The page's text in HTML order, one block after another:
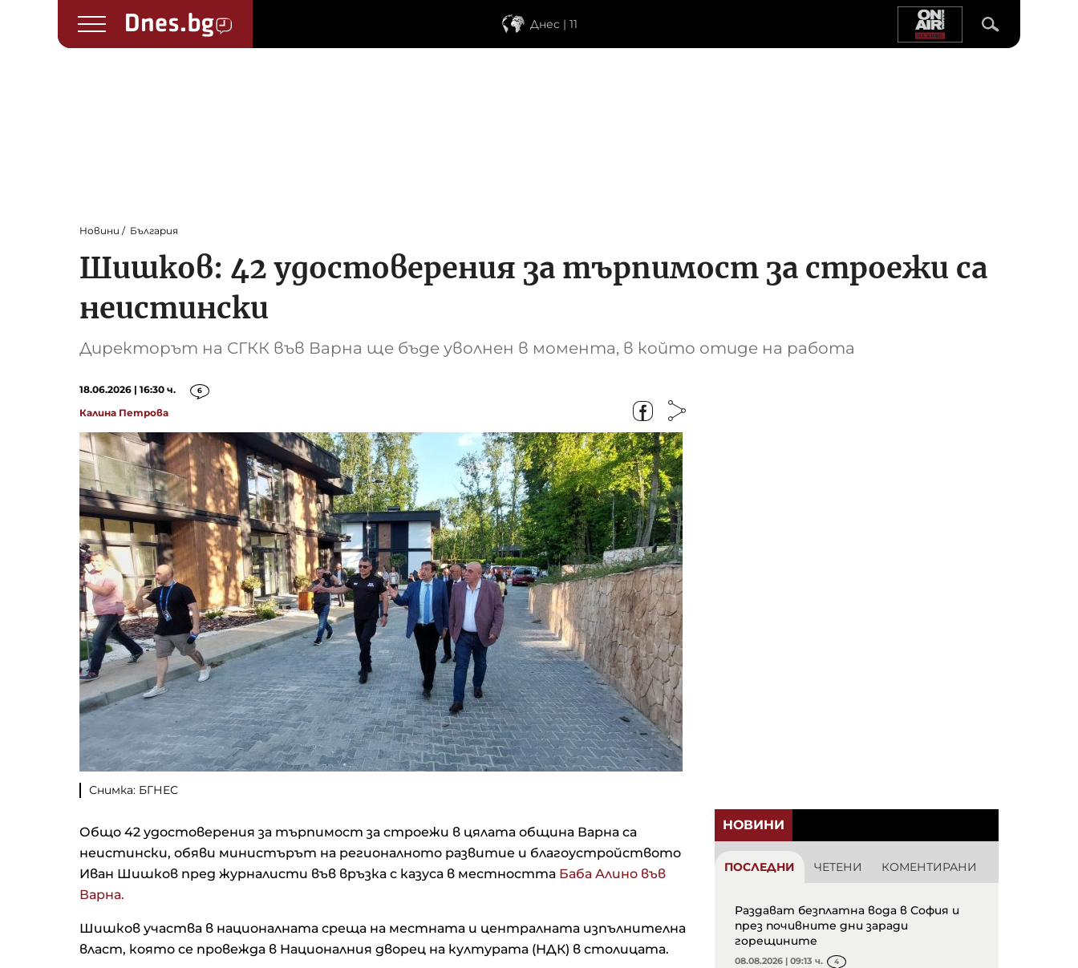
Днес | 11
Новини България
Шишков: 42 удостоверения за търпимост за строежи са
неистински
Директорът на СГКК във Варна ще бъде уволнен в момента, в който отиде на работа
18.06.2026 | 16:30 ч. 6
Калина Петрова
Снимка: БГНЕС
Общо 42 удостоверения за търпимост за строежи в цялата община Варна са
неистински, обяви министърът на регионалното развитие и благоустройството
Иван Шишков пред журналисти във връзка с казуса в местността Баба Алино във
Варна.
Шишков участва в националната среща на местната и централната изпълнителна
власт, която се провежда в Националния дворец на културата (НДК) в столицата.
НОВИНИ
ПОСЛЕДНИ ЧЕТЕНИ КОМЕНТИРАНИ
Раздават безплатна вода в София и
през почивните дни заради
горещините
08.08.2026 | 09:13 ч. 4